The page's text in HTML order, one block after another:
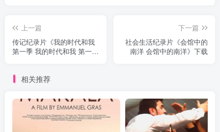
上一篇
传记纪录片《我的时代和我
第一季 我的时代和我 第一
下一篇
社会生活纪录片《会馆中的
南洋 会馆中的南洋》下载
相关推荐